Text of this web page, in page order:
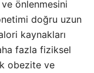
önlenmesini
doğru uzun
kaynakları
fazla fiziksel
obezite ve